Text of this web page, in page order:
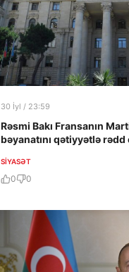
30 İyl / 23:59
Rəsmi Bakı Fransanın
bəyanatını qətiyyətlə rədd
SIYASƏT
0 0